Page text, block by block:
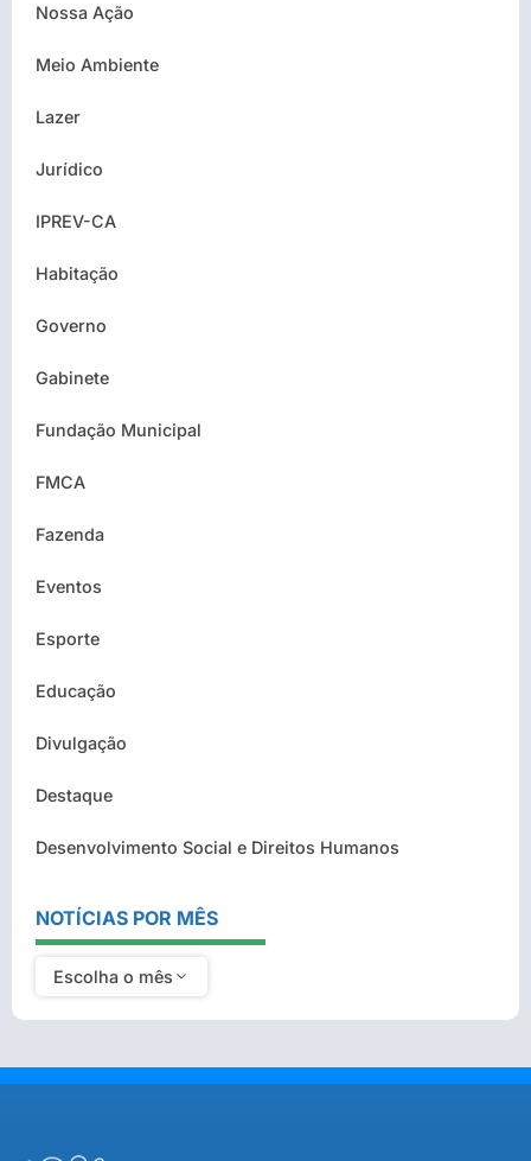
Nossa Ação
Meio Ambiente
Lazer
Jurídico
IPREV-CA
Habitação
Governo
Gabinete
Fundação Municipal
FMCA
Fazenda
Eventos
Esporte
Educação
Divulgação
Destaque
Desenvolvimento Social e Direitos Humanos
NOTÍCIAS POR MÊS
Escolha o mês